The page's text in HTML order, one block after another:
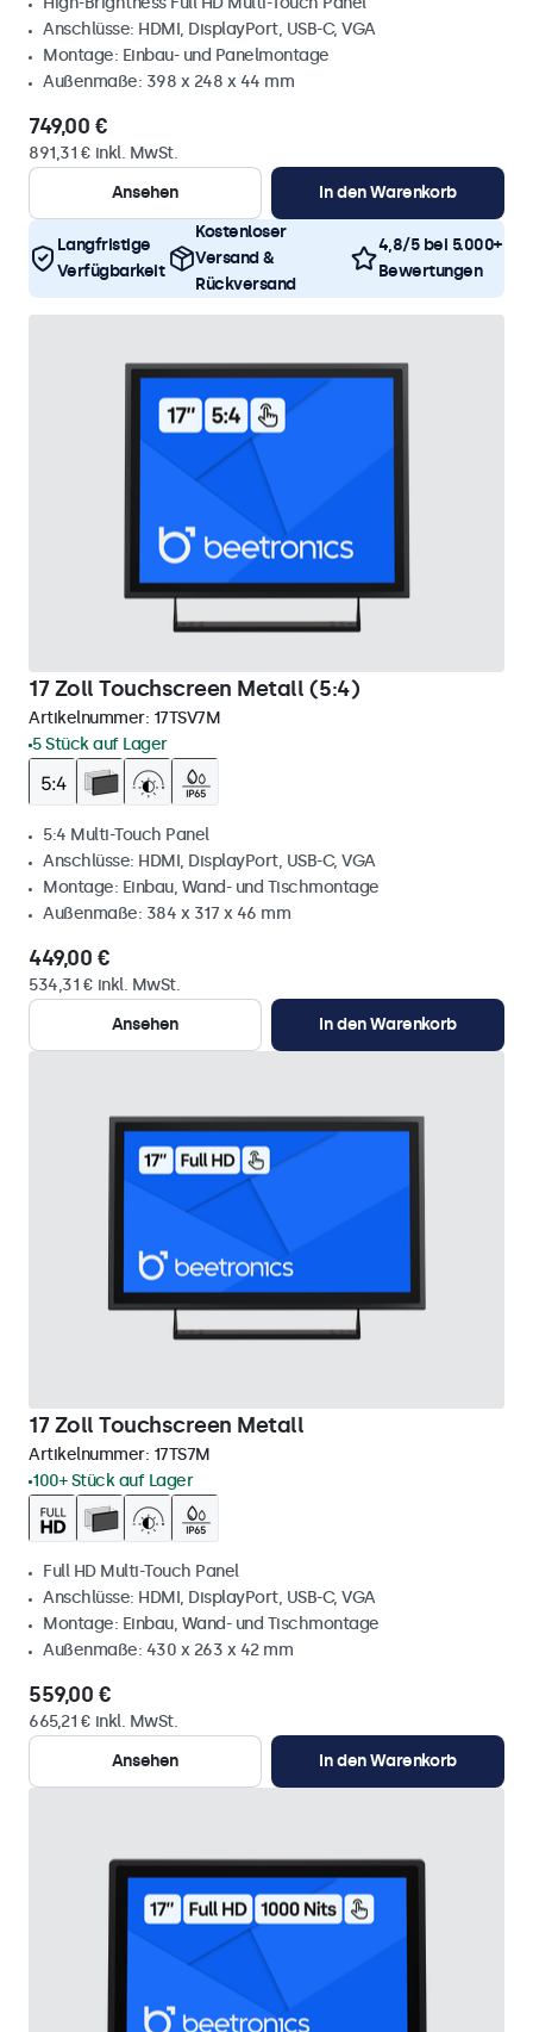
Anschlüsse: HDMI, DisplayPort, USB-C, VGA
Montage: Einbau- und Panelmontage
Außenmaße: 398 x 248 x 44 mm
749,00 €
891,31 € inkl. MwSt.
Ansehen
In den Warenkorb
Langfristige
Verfügbarkeit
Kostenloser
Versand &
Rückversand
4,8/5 bei 5.000+
Bewertungen
17 Zoll Touchscreen Metall (5:4)
Artikelnummer: 17TSV7M
5 Stück auf Lager
5:4 Multi-Touch Panel
Anschlüsse: HDMI, DisplayPort, USB-C, VGA
Montage: Einbau, Wand- und Tischmontage
Außenmaße: 384 x 317 x 46 mm
449,00 €
534,31 € inkl. MwSt.
Ansehen
In den Warenkorb
17 Zoll Touchscreen Metall
Artikelnummer: 17TS7M
100+ Stück auf Lager
Full HD Multi-Touch Panel
Anschlüsse: HDMI, DisplayPort, USB-C, VGA
Montage: Einbau, Wand- und Tischmontage
Außenmaße: 430 x 263 x 42 mm
559,00 €
665,21 € inkl. MwSt.
Ansehen
In den Warenkorb